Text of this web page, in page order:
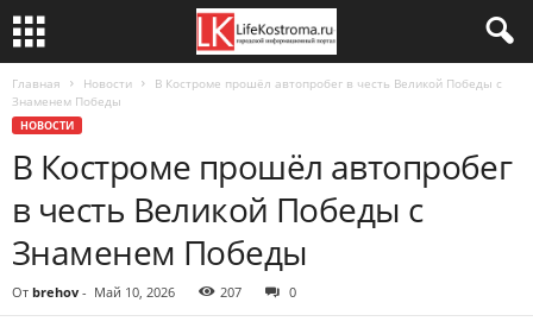
Главная Новости
В Костроме прошёл автопробег в честь Великой Победы с
Знаменем Победы
НОВОСТИ
В Костроме прошёл автопробег
в честь Великой Победы с
Знаменем Победы
От brehov - Май 10, 2026 207 0